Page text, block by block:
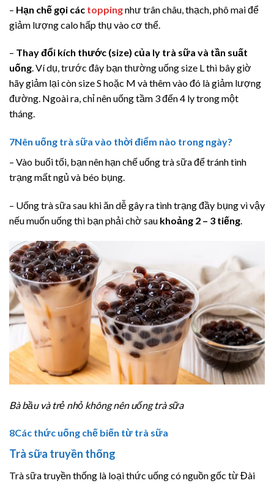
– Hạn chế gọi các toppingnhư trân châu, thạch, phô mai để
giảm lượng calo hấp thụ vào cơ thể.
– Thay đổi kích thước (size) của ly trà sữa và tần suất
uống. Ví dụ, trước đây bạn thường uống size L thì bây giờ
hãy giảm lại còn size S hoặc M và thêm vào đó là giảm lượng
đường. Ngoài ra, chỉ nên uống tầm 3 đến 4 ly trong một
tháng.
7Nên uống trà sữa vào thời điểm nào trong ngày?
– Vào buổi tối, bạn nên hạn chế uống trà sữa để tránh tình
trạng mất ngủ và béo bụng.
– Uống trà sữa sau khi ăn dễ gây ra tình trạng đầy bụng vì vậy
nếu muốn uống thì bạn phải chờ sau khoảng 2 – 3 tiếng.
Bà bầu và trẻ nhỏ không nên uống trà sữa
8Các thức uống chế biến từ trà sữa
Trà sữa truyền thống
Trà sữa truyền thống là loại thức uống có nguồn gốc từ Đài